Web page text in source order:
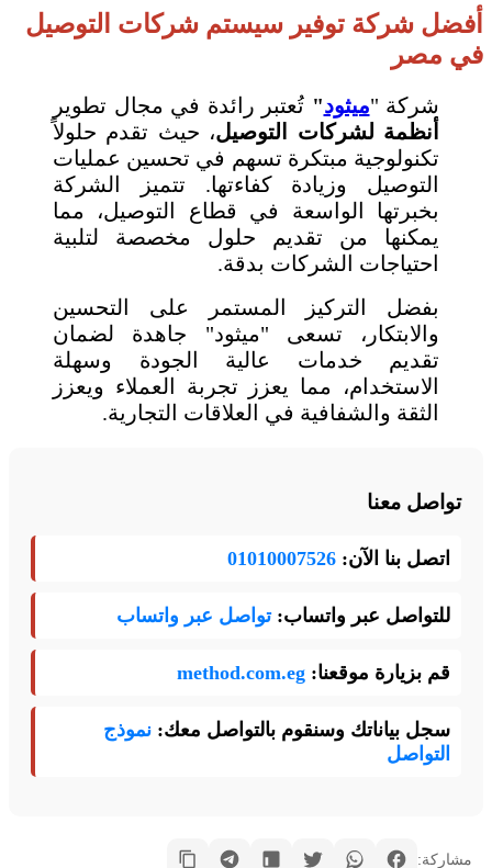
أفضل شركة توفير سيستم شركات التوصيل
في مصر
شركة "ميثود" تُعتبر رائدة في مجال تطوير
أنظمة لشركات التوصيل، حيث تقدم حلولاً
تكنولوجية مبتكرة تسهم في تحسين عمليات
التوصيل وزيادة كفاءتها. تتميز الشركة
بخبرتها الواسعة في قطاع التوصيل، مما
يمكنها من تقديم حلول مخصصة لتلبية
احتياجات الشركات بدقة.
بفضل التركيز المستمر على التحسين
والابتكار، تسعى "ميثود" جاهدة لضمان
تقديم خدمات عالية الجودة وسهلة
الاستخدام، مما يعزز تجربة العملاء ويعزز
الثقة والشفافية في العلاقات التجارية.
تواصل معنا
اتصل بنا الآن: 01010007526
للتواصل عبر واتساب: تواصل عبر واتساب
قم بزيارة موقعنا: method.com.eg
سجل بياناتك وسنقوم بالتواصل معك: نموذج
التواصل
مشاركة: